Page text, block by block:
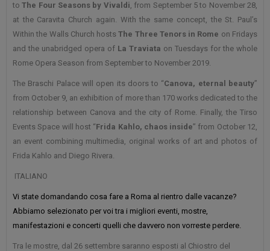
to The Four Seasons by Vivaldi, from September 5 to November 28,
at the Caravita Church again. With the same concept, the St. Paul’s
Within the Walls Church hosts The Three Tenors in Rome on Fridays
and the unabridged opera of La Traviata on Tuesdays for the whole
Rome Opera Season from September to November 2019.
The Braschi Palace will open its doors to “Canova, eternal beauty”
from October 9, an exhibition of more than 170 works dedicated to the
relationship between Canova and the city of Rome. Finally, the Tirso
Events Space will host “Frida Kahlo, chaos inside” from October 12,
an event combining multimedia, original works of art and photos of
Frida Kahlo and Diego Rivera.
ITALIANO
Vi state domandando cosa fare a Roma al rientro dalle vacanze?
Abbiamo selezionato per voi tra i migliori eventi, mostre,
manifestazioni e concerti quelli che davvero non vorreste perdere.
Tra le mostre, dal 26 settembre saranno esposti al Chiostro del